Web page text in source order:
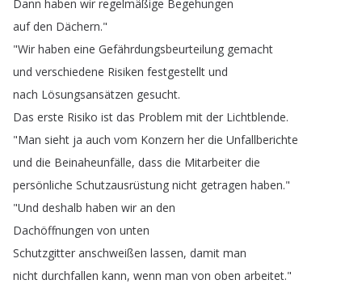
Dann haben wir regelmäßige Begehungen
auf den Dächern."
"Wir haben eine Gefährdungsbeurteilung gemacht
und verschiedene Risiken festgestellt und
nach Lösungsansätzen gesucht.
Das erste Risiko ist das Problem mit der Lichtblende.
"Man sieht ja auch vom Konzern her die Unfallberichte
und die Beinaheunfälle, dass die Mitarbeiter die
persönliche Schutzausrüstung nicht getragen haben."
"Und deshalb haben wir an den
Dachöffnungen von unten
Schutzgitter anschweißen lassen, damit man
nicht durchfallen kann, wenn man von oben arbeitet."